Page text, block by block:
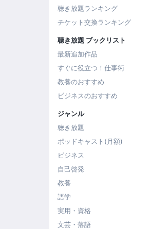
聴き放題ランキング
チケット交換ランキング
聴き放題 ブックリスト
最新追加作品
すぐに役立つ！仕事術
教養のおすすめ
ビジネスのおすすめ
ジャンル
聴き放題
ポッドキャスト(月額)
ビジネス
自己啓発
教養
語学
実用・資格
文芸・落語